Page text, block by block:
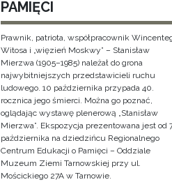
PAMIĘCI
Prawnik, patriota, współpracownik
Witosa i „więzień Moskwy” – Stanisław
Mierzwa (1905–1985) należał do grona
najwybitniejszych przedstawicieli ruchu
ludowego. 10 października przypada 40.
rocznica jego śmierci. Można go poznać,
oglądając wystawę plenerową „Stanisław
Mierzwa”. Ekspozycja prezentowana jest od
października na dziedzińcu Regionalnego
Centrum Edukacji o Pamięci – Oddziale
Muzeum Ziemi Tarnowskiej przy ul.
Mościckiego 27A w Tarnowie.